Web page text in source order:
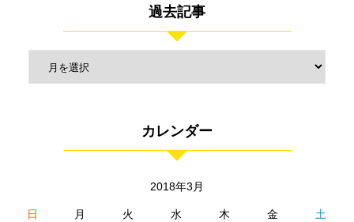
過去記事
カレンダー
2018年3月
日 月 火 水 木 金
土